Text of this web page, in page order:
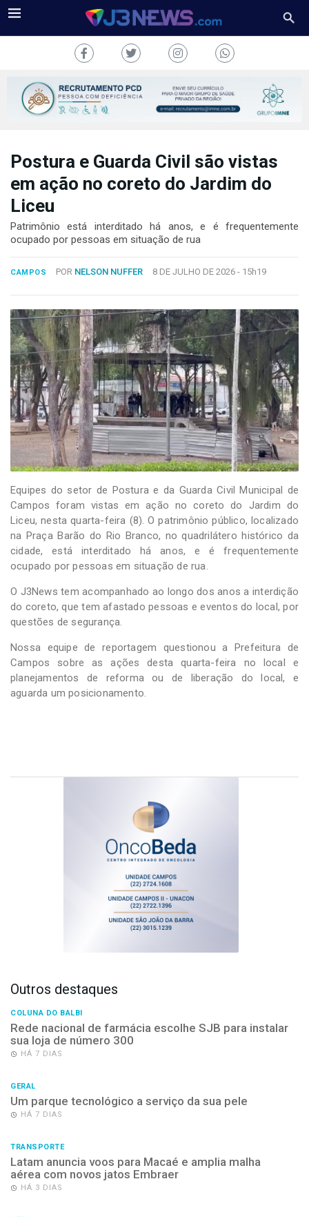
J3NEWS
COLUNAS
2024
Desenvolvido
por
Hesea
Tecnologia
Sistemas
Postura e Guarda Civil são vistas
em ação no coreto do Jardim do
Liceu
Patrimônio está interditado há anos, e é frequentemente
ocupado por pessoas em situação de rua
CAMPOS POR NELSON NUFFER 8 DE JULHO DE 2026 - 15h19
Equipes do setor de Postura e da Guarda Civil Municipal de
Campos foram vistas em ação no coreto do Jardim do
Liceu, nesta quarta-feira (8). O patrimônio público, localizado
na Praça Barão do Rio Branco, no quadrilátero histórico da
cidade, está interditado há anos, e é frequentemente
ocupado por pessoas em situação de rua.
O J3News tem acompanhado ao longo dos anos a interdição
do coreto, que tem afastado pessoas e eventos do local, por
questões de segurança.
Nossa equipe de reportagem questionou a Prefeitura de
Campos sobre as ações desta quarta-feira no local e
planejamentos de reforma ou de liberação do local, e
aguarda um posicionamento.
Outros destaques
COLUNA DO BALBI
Rede nacional de farmácia escolhe SJB para instalar
sua loja de número 300
HÁ 7 DIAS
GERAL
Um parque tecnológico a serviço da sua pele
HÁ 7 DIAS
TRANSPORTE
Latam anuncia voos para Macaé e amplia malha
aérea com novos jatos Embraer
HÁ 3 DIAS